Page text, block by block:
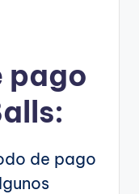
pago
de pago